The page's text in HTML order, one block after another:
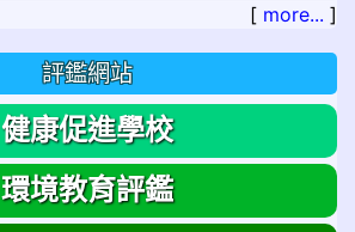
[ more... ]
評鑑網站
健康促進學校
環境教育評鑑